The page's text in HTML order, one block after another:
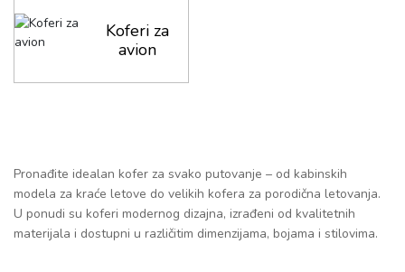
Koferi za
avion
Pronađite idealan kofer za svako putovanje – od kabinskih
modela za kraće letove do velikih kofera za porodična letovanja.
U ponudi su koferi modernog dizajna, izrađeni od kvalitetnih
materijala i dostupni u različitim dimenzijama, bojama i stilovima.